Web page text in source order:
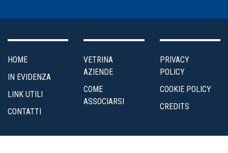
HOME
IN EVIDENZA
LINK UTILI
CONTATTI
VETRINA
AZIENDE
COME
ASSOCIARSI
PRIVACY
POLICY
COOKIE POLICY
CREDITS